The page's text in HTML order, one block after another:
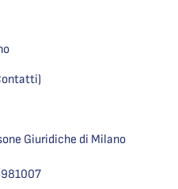
Giuridiche di Milano